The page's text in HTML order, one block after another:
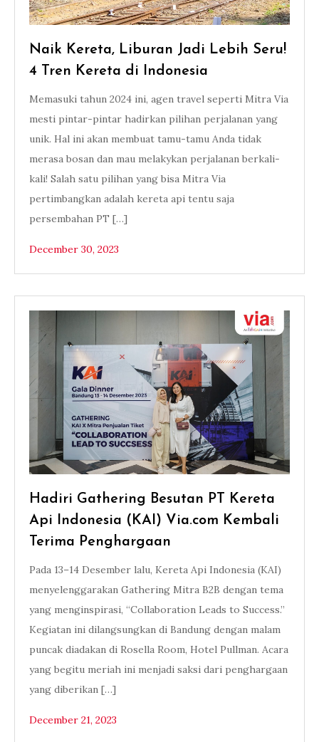
Naik Kereta, Liburan Jadi Lebih Seru!
4 Tren Kereta di Indonesia
Memasuki tahun 2024 ini, agen travel seperti Mitra Via
mesti pintar-pintar hadirkan pilihan perjalanan yang
unik. Hal ini akan membuat tamu-tamu Anda tidak
merasa bosan dan mau melakykan perjalanan berkali-
kali! Salah satu pilihan yang bisa Mitra Via
pertimbangkan adalah kereta api tentu saja
persembahan PT […]
December 30, 2023
Hadiri Gathering Besutan PT Kereta
Api Indonesia (KAI) Via.com Kembali
Terima Penghargaan
Pada 13–14 Desember lalu, Kereta Api Indonesia (KAI)
menyelenggarakan Gathering Mitra B2B dengan tema
yang menginspirasi, “Collaboration Leads to Success.”
Kegiatan ini dilangsungkan di Bandung dengan malam
puncak diadakan di Rosella Room, Hotel Pullman. Acara
yang begitu meriah ini menjadi saksi dari penghargaan
yang diberikan […]
December 21, 2023